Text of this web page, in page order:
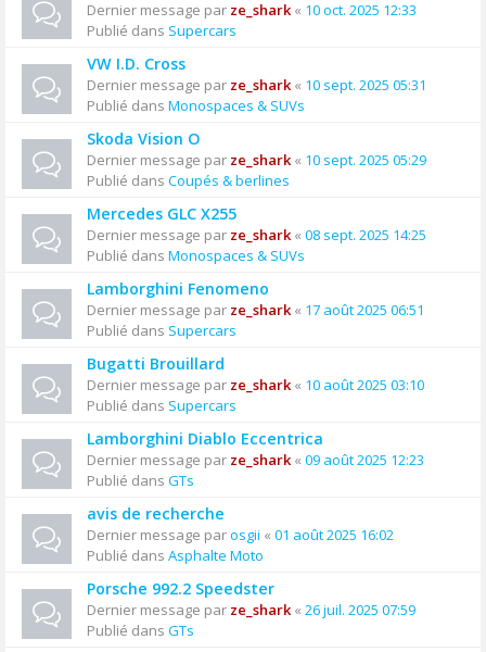
Dernier message par ze_shark« 10 oct. 2025 12:33
Publié dans Supercars
VW I.D. Cross
Dernier message par ze_shark« 10 sept. 2025 05:31
Publié dans Monospaces & SUVs
Skoda Vision O
Dernier message par ze_shark« 10 sept. 2025 05:29
Publié dans Coupés & berlines
Mercedes GLC X255
Dernier message par ze_shark« 08 sept. 2025 14:25
Publié dans Monospaces & SUVs
Lamborghini Fenomeno
Dernier message par ze_shark« 17 août 2025 06:51
Publié dans Supercars
Bugatti Brouillard
Dernier message par ze_shark« 10 août 2025 03:10
Publié dans Supercars
Lamborghini Diablo Eccentrica
Dernier message par ze_shark« 09 août 2025 12:23
Publié dans GTs
avis de recherche
Dernier message parosgii « 01 août 2025 16:02
Publié dans Asphalte Moto
Porsche 992.2 Speedster
Dernier message par ze_shark« 26 juil. 2025 07:59
Publié dans GTs